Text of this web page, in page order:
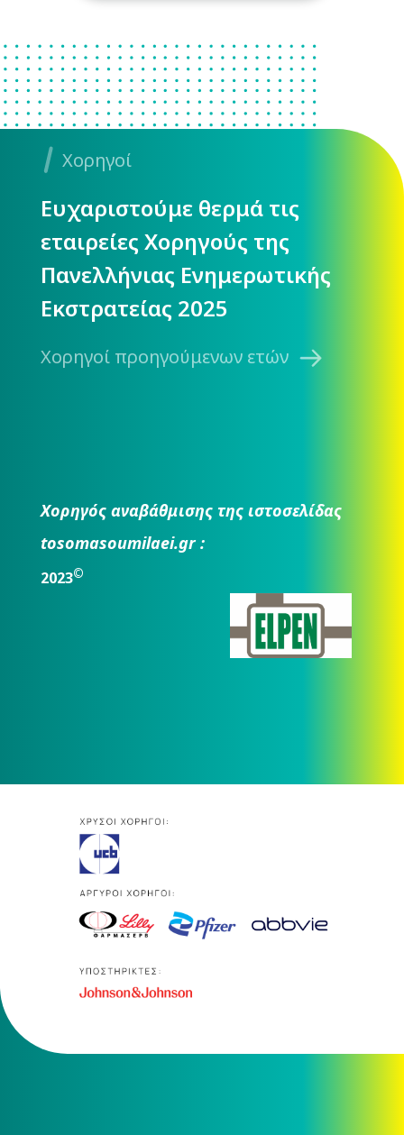
Χορηγοί
Ευχαριστούμε θερμά τις
εταιρείες Χορηγούς της
Πανελλήνιας Ενημερωτικής
Εκστρατείας 2025
Χορηγοί προηγούμενων ετών
Χορηγός αναβάθμισης της ιστοσελίδας
tosomasoumilaei.gr :
2023©